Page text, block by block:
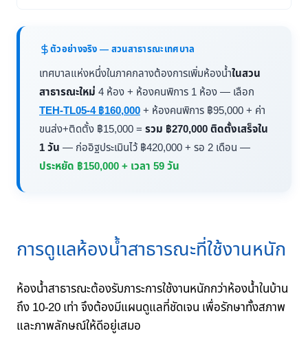
ตัวอย่างจริง — สวนสาธารณะเทศบาล
เทศบาลแห่งหนึ่งในภาคกลางต้องการเพิ่มห้องน้ำในสวน
สาธารณะใหม่ 4 ห้อง + ห้องคนพิการ 1 ห้อง — เลือก
TEH-TL05-4 ฿160,000+ ห้องคนพิการ ฿95,000 + ค่า
ขนส่ง+ติดตั้ง ฿15,000 = รวม ฿270,000 ติดตั้งเสร็จใน
1 วัน — ก่ออิฐประเมินไว้ ฿420,000 + รอ 2 เดือน —
ประหยัด ฿150,000 + เวลา 59 วัน
การดูแลห้องน้ำสาธารณะที่ใช้งานหนัก
ห้องน้ำสาธารณะต้องรับภาระการใช้งานหนักกว่าห้องน้ำในบ้าน
ถึง 10-20 เท่า จึงต้องมีแผนดูแลที่ชัดเจน เพื่อรักษาทั้งสภาพ
และภาพลักษณ์ให้ดีอยู่เสมอ